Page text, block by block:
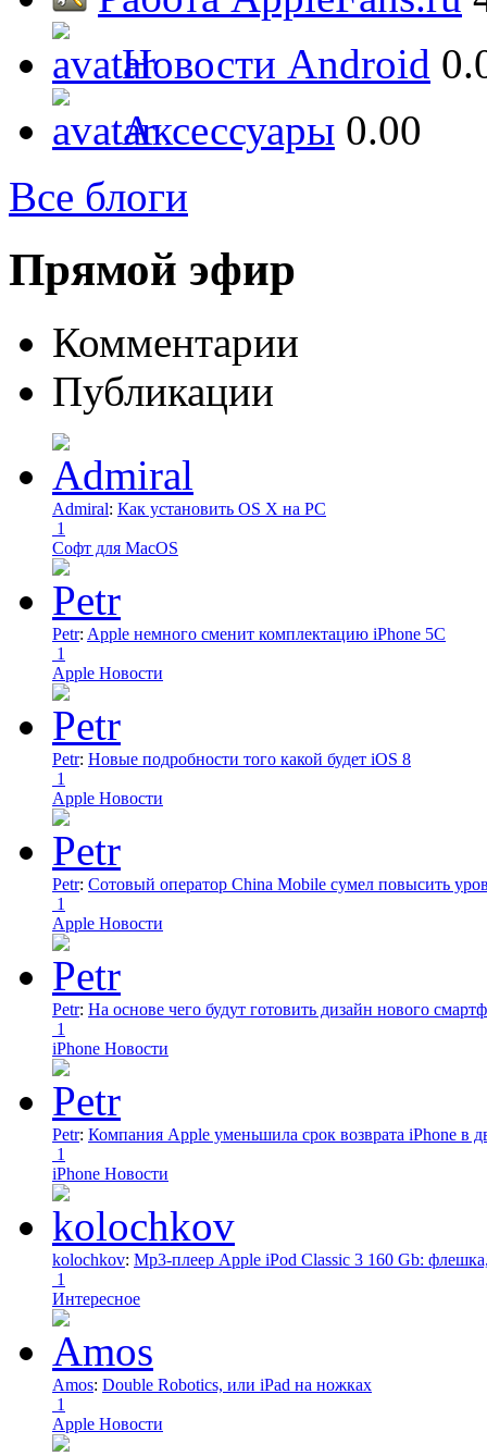
Новости Android
Аксессуары 0.00
Все блоги
Прямой эфир
Комментарии
Публикации
Admiral: Как установить OS X на PC
1
Софт для MacOS
Petr: Apple немного сменит комплектацию iPhone 5C
1
Apple Новости
Petr: Новые подробности того какой будет iOS 8
1
Apple Новости
Petr: Сотовый оператор China Mobile сумел повысить
1
Apple Новости
Petr: На основе чего будут готовить дизайн нового
1
iPhone Новости
Petr: Компания Apple уменьшила срок возврата iPhone в
1
iPhone Новости
kolochkov: Mp3-плеер Apple iPod Classic 3 160 Gb:
1
Интересное
Amos: Double Robotics, или iPad на ножках
1
Apple Новости